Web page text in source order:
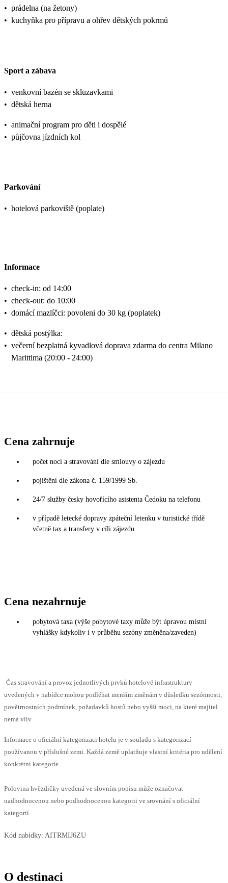
• prádelna (na žetony)
• kuchyňka pro přípravu a ohřev dětských pokrmů
Sport a zábava
• venkovní bazén se skluzavkami
• dětská herna
• animační program pro děti i dospělé
• půjčovna jízdních kol
Parkování
• hotelová parkoviště (poplate)
Informace
• check-in: od 14:00
• check-out: do 10:00
• domácí mazlíčci: povoleni do 30 kg (poplatek)
• dětská postýlka:
• večerní bezplatná kyvadlová doprava zdarma do centra Milano
Marittima (20:00 - 24:00)
Cena zahrnuje
počet nocí a stravování dle smlouvy o zájezdu
pojištění dle zákona č. 159/1999 Sb.
24/7 služby česky hovořícího asistenta Čedoku na telefonu
v případě letecké dopravy zpáteční letenku v turistické třídě
včetně tax a transfery v cíli zájezdu
Cena nezahrnuje
pobytová taxa (výše pobytové taxy může být úpravou místní
vyhlášky kdykoliv i v průběhu sezóny změněna/zaveden)
Čas stravování a provoz jednotlivých prvků hotelové infrastruktury
uvedených v nabídce mohou podléhat menším změnám v důsledku sezónnosti,
povětrnostních podmínek, požadavků hostů nebo vyšší moci, na které majitel
nemá vliv.
Informace o oficiální kategorizaci hotelu je v souladu s kategorizací
používanou v příslušné zemi. Každá země uplatňuje vlastní kritéria pro udělení
konkrétní kategorie.
Polovina hvězdičky uvedená ve slovním popisu může označovat
nadhodnocenou nebo podhodnocenou kategorii ve srovnání s oficiální
kategorií.
Kód nabídky: AITRMIJ6ZU
O destinaci